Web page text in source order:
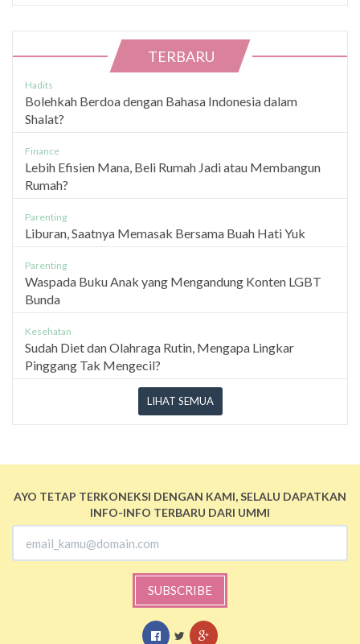
TERBARU
Hadits
Bolehkah Berdoa dengan Bahasa Indonesia dalam
Shalat?
Finance
Lebih Efisien Mana, Beli Rumah Jadi atau Membangun
Rumah?
Parenting
Liburan, Saatnya Memasak Bersama Buah Hati Yuk
Parenting
Waspada Buku Anak yang Mengandung Konten LGBT
Bunda
Kesehatan
Sudah Diet dan Olahraga Rutin, Mengapa Lingkar
Pinggang Tak Mengecil?
LIHAT SEMUA
AYO TETAP TERKONEKSI DENGAN KAMI, SELALU DAPATKAN
INFO-INFO TERBARU DARI UMMI
SUBSCRIBE